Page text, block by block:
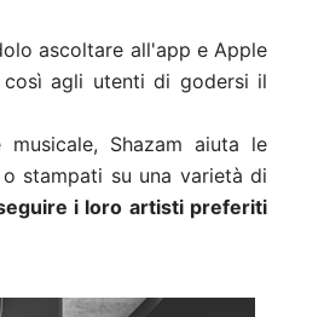
ascoltare all'app e Apple
così agli utenti di godersi il
Shazam aiuta le
stampati su una varietà di
i loro artisti preferiti